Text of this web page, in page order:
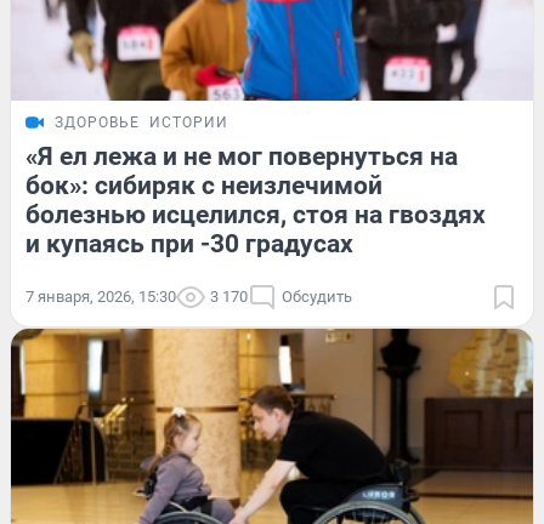
ЗДОРОВЬЕ ИСТОРИИ
«Я ел лежа и не мог повернуться на
бок»: сибиряк с неизлечимой
болезнью исцелился, стоя на гвоздях
и купаясь при -30 градусах
7 января, 2026, 15:30 3 170 Обсудить